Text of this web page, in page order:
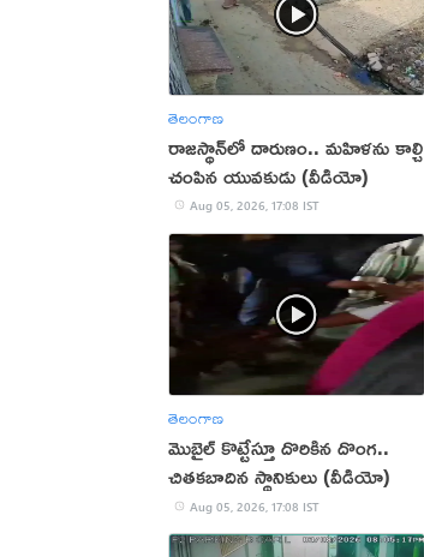
తెలంగాణ
రాజస్థాన్‌లో దారుణం.. మహిళను కాల్చి
చంపిన యువకుడు (వీడియో)
Aug 05, 2026, 17:08 IST
తెలంగాణ
మొబైల్ కొట్టేస్తూ దొరికిన దొంగ..
చితకబాదిన స్థానికులు (వీడియో)
Aug 05, 2026, 17:08 IST